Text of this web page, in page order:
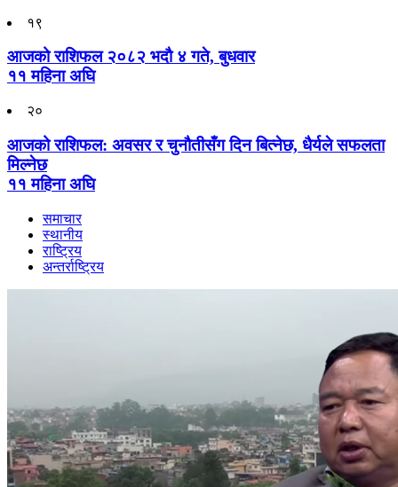
१९
आजको राशिफल २०८२ भदाै ४ गते, बुधवार
११ महिना अघि
२०
आजको राशिफल: अवसर र चुनौतीसँग दिन बित्नेछ, धैर्यले सफलता
मिल्नेछ
११ महिना अघि
समाचार
स्थानीय
राष्ट्रिय
अन्तर्राष्ट्रिय